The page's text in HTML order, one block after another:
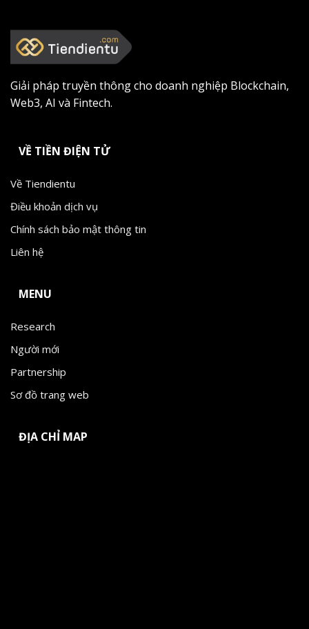
Giải pháp truyền thông cho doanh nghiệp Blockchain,
Web3, AI và Fintech.
VỀ TIỀN ĐIỆN TỬ
Về Tiendientu
Điều khoản dịch vụ
Chính sách bảo mật thông tin
Liên hệ
MENU
Research
Người mới
Partnership
Sơ đồ trang web
ĐỊA CHỈ MAP